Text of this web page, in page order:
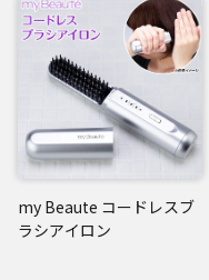
my Beaute コードレスブ
ラシアイロン